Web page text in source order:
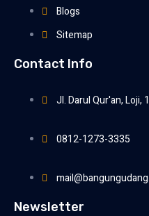
Blogs
Sitemap
Contact Info
Jl. Darul Qur'an, Loji,
0812-1273-3335
Newsletter